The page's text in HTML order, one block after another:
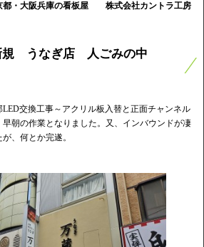
・大阪兵庫の看板屋 株式会社カントラ工房
うなぎ店 人ごみの中
交換工事～アクリル板入替と正面チャンネル
朝の作業となりました。又、インバウンドが凄
、何とか完遂。